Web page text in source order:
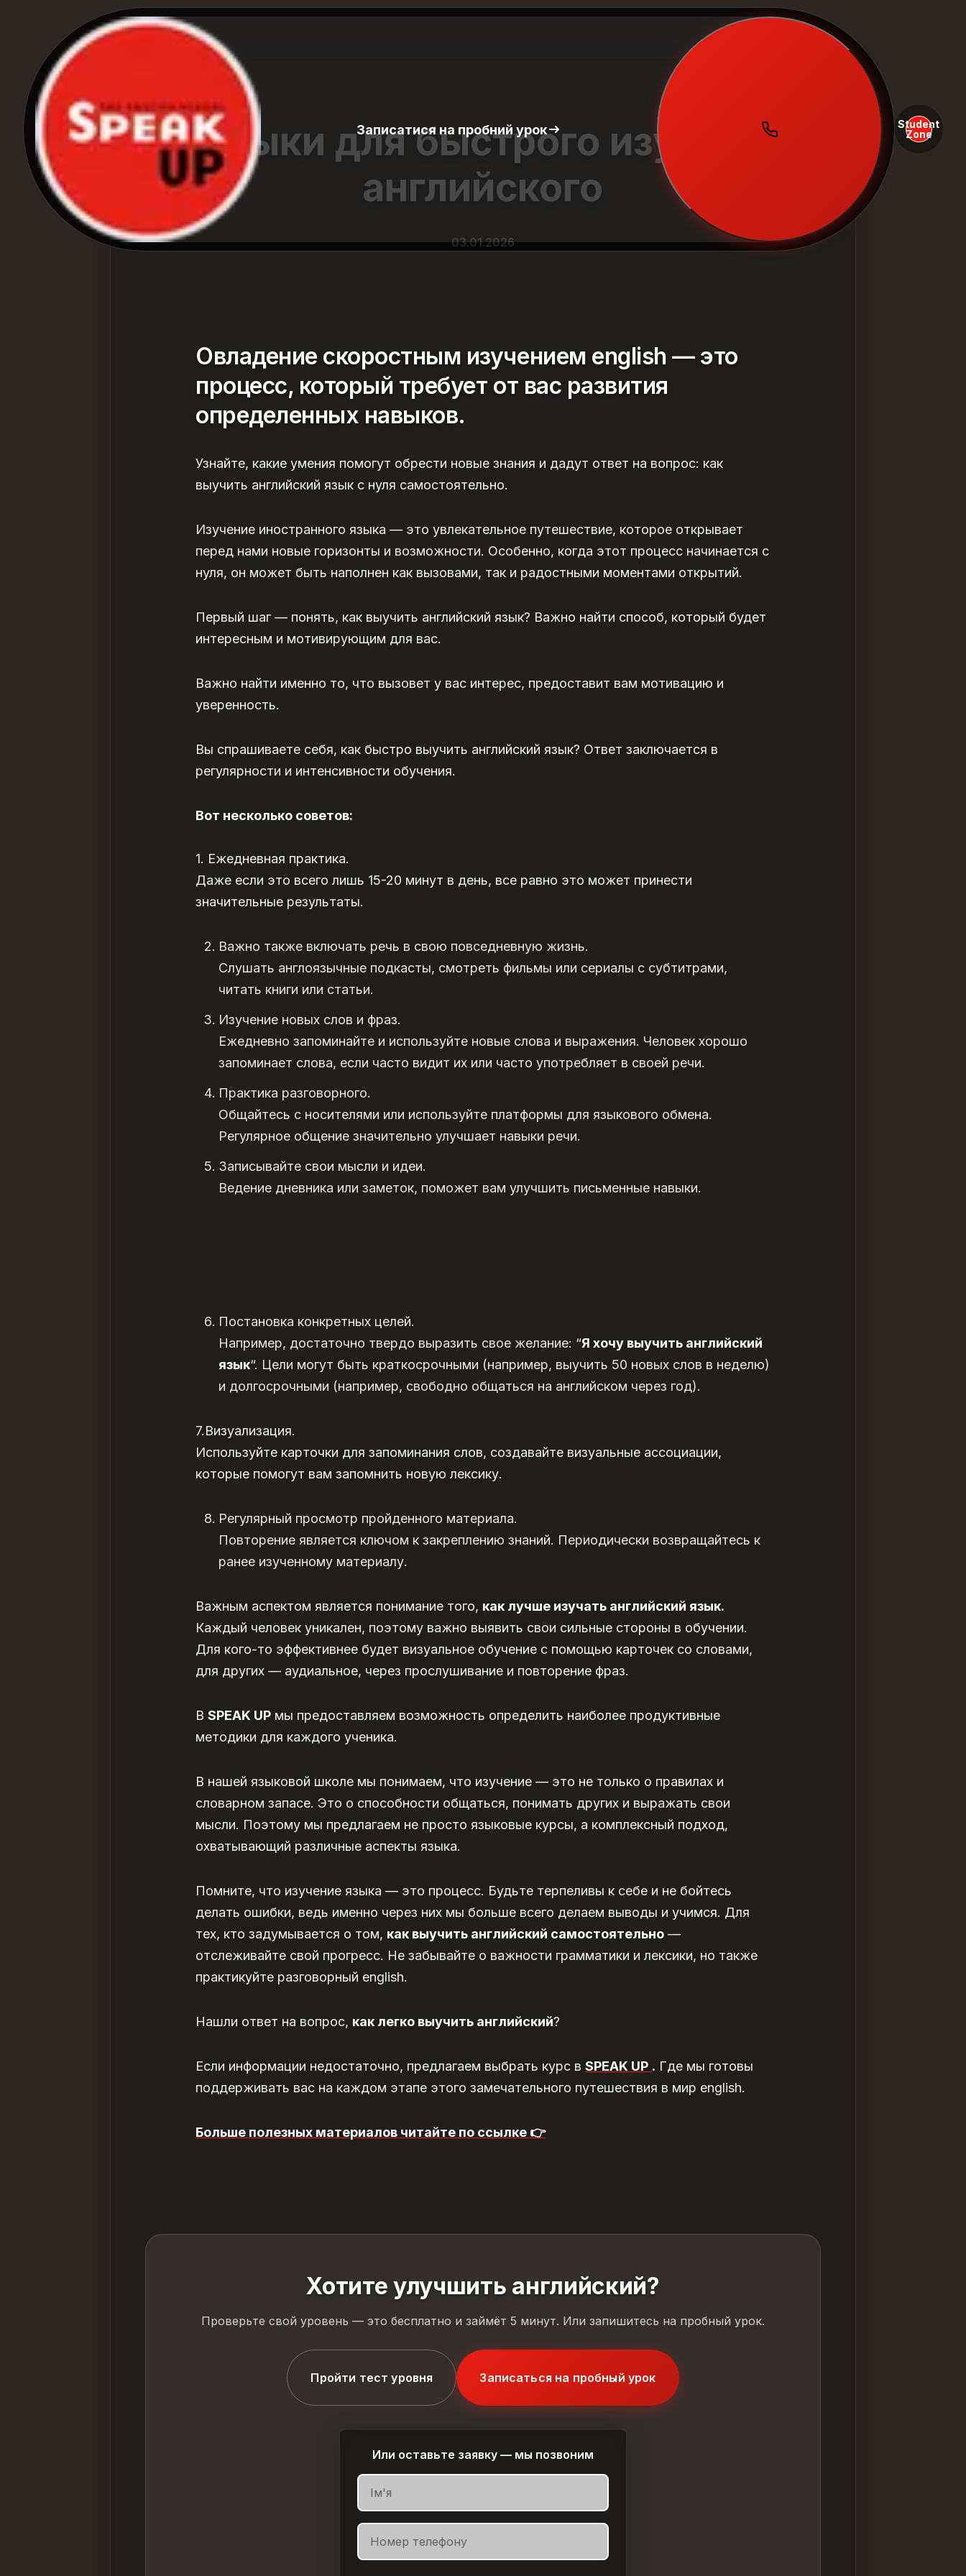
Записатися на пробний урок
Student
Zone
Навыки для быстрого изучения
английского
03.01.2026
Овладение скоростным изучением english — это
процесс, который требует от вас развития
определенных навыков.
Узнайте, какие умения помогут обрести новые знания и дадут ответ на вопрос: как
выучить английский язык с нуля самостоятельно.
Изучение иностранного языка — это увлекательное путешествие, которое открывает
перед нами новые горизонты и возможности. Особенно, когда этот процесс начинается с
нуля, он может быть наполнен как вызовами, так и радостными моментами открытий.
Первый шаг — понять, как выучить английский язык? Важно найти способ, который будет
интересным и мотивирующим для вас.
Важно найти именно то, что вызовет у вас интерес, предоставит вам мотивацию и
уверенность.
Вы спрашиваете себя, как быстро выучить английский язык? Ответ заключается в
регулярности и интенсивности обучения.
Вот несколько советов:
1. Ежедневная практика.
Даже если это всего лишь 15-20 минут в день, все равно это может принести
значительные результаты.
Важно также включать речь в свою повседневную жизнь.
Слушать англоязычные подкасты, смотреть фильмы или сериалы с субтитрами,
читать книги или статьи.
Изучение новых слов и фраз.
Ежедневно запоминайте и используйте новые слова и выражения. Человек хорошо
запоминает слова, если часто видит их или часто употребляет в своей речи.
Практика разговорного.
Общайтесь с носителями или используйте платформы для языкового обмена.
Регулярное общение значительно улучшает навыки речи.
Записывайте свои мысли и идеи.
Ведение дневника или заметок, поможет вам улучшить письменные навыки.
Постановка конкретных целей.
Например, достаточно твердо выразить свое желание: “Я хочу выучить английский
язык“. Цели могут быть краткосрочными (например, выучить 50 новых слов в неделю)
и долгосрочными (например, свободно общаться на английском через год).
7.Визуализация.
Используйте карточки для запоминания слов, создавайте визуальные ассоциации,
которые помогут вам запомнить новую лексику.
Регулярный просмотр пройденного материала.
Повторение является ключом к закреплению знаний. Периодически возвращайтесь к
ранее изученному материалу.
Важным аспектом является понимание того, как лучше изучать английский язык.
Каждый человек уникален, поэтому важно выявить свои сильные стороны в обучении.
Для кого-то эффективнее будет визуальное обучение с помощью карточек со словами,
для других — аудиальное, через прослушивание и повторение фраз.
В SPEAK UPмы предоставляем возможность определить наиболее продуктивные
методики для каждого ученика.
В нашей языковой школе мы понимаем, что изучение — это не только о правилах и
словарном запасе. Это о способности общаться, понимать других и выражать свои
мысли. Поэтому мы предлагаем не просто языковые курсы, а комплексный подход,
охватывающий различные аспекты языка.
Помните, что изучение языка — это процесс. Будьте терпеливы к себе и не бойтесь
делать ошибки, ведь именно через них мы больше всего делаем выводы и учимся. Для
тех, кто задумывается о том, как выучить английский самостоятельно—
отслеживайте свой прогресс. Не забывайте о важности грамматики и лексики, но также
практикуйте разговорный english.
Нашли ответ на вопрос, как легко выучить английский?
Если информации недостаточно, предлагаем выбрать курс в SPEAK UP . Где мы готовы
поддерживать вас на каждом этапе этого замечательного путешествия в мир english.
Больше полезных материалов читайте по ссылке 👉
Хотите улучшить английский?
Проверьте свой уровень — это бесплатно и займёт 5 минут. Или запишитесь на пробный урок.
Пройти тест уровня Записаться на пробный урок
Или оставьте заявку — мы позвоним